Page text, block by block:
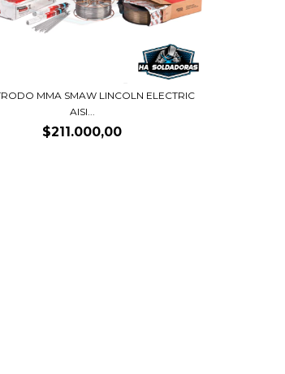
MMA SMAW LINCOLN ELECTRIC
AISI...
$211.000,00